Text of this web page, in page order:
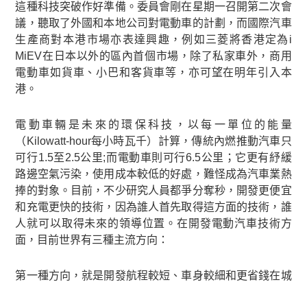
這種科技突破作好準備。委員會剛在星期一召開第二次會
議，聽取了外國和本地公司對電動車的計劃，而國際汽車
生產商對本港市場亦表達興趣，例如三菱將香港定為i
MiEV在日本以外的區內首個市場，除了私家車外，商用
電動車如貨車、小巴和客貨車等，亦可望在明年引入本
港。
電動車輛是未來的環保科技，以每一單位的能量
（Kilowatt-hour每小時瓦千）計算，傳統內燃推動汽車只
可行1.5至2.5公里;而電動車則可行6.5公里；它更有紓緩
路邊空氣污染，使用成本較低的好處，難怪成為汽車業熱
捧的對象。目前，不少研究人員都爭分奪秒，開發更便宜
和充電更快的技術，因為誰人首先取得這方面的技術，誰
人就可以取得未來的領導位置。在開發電動汽車技術方
面，目前世界有三種主流方向：
第一種方向，就是開發航程較短、車身較細和更省錢在城